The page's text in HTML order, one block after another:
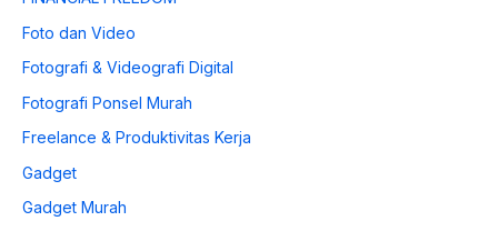
Foto dan Video
Fotografi & Videografi Digital
Fotografi Ponsel Murah
Freelance & Produktivitas Kerja
Gadget
Gadget Murah